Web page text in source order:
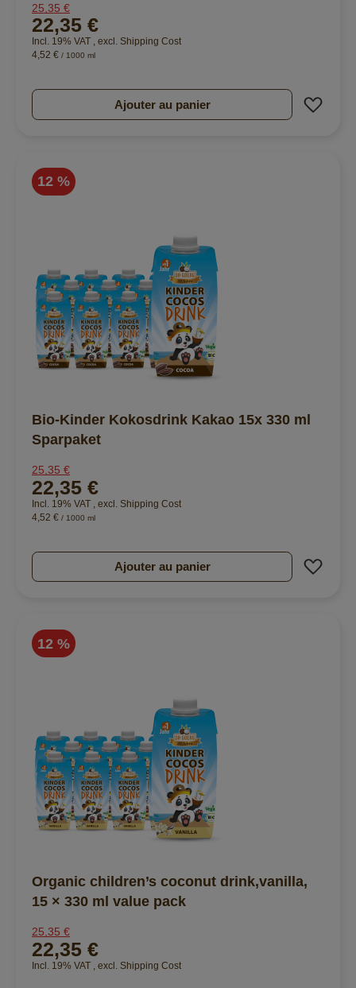
25,35 €
22,35 €
Incl. 19% VAT , excl. Shipping Cost
4,52 € / 1000 ml
Ajouter au panier
12 %
Bio-Kinder Kokosdrink Kakao 15x 330 ml
Sparpaket
25,35 €
22,35 €
Incl. 19% VAT excl. Shipping Cost
4,52 € / 1000 ml
Ajouter au panier
12 %
Organic children’s coconut drink,vanilla,
15 × 330 ml value pack
25,35 €
22,35 €
Incl. 19% VAT , excl. Shipping Cost